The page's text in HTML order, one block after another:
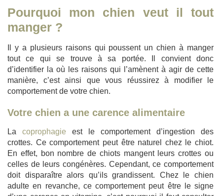
Pourquoi mon chien veut il tout
manger ?
Il y a plusieurs raisons qui poussent un chien à manger
tout ce qui se trouve à sa portée. Il convient donc
d’identifier la où les raisons qui l’amènent à agir de cette
manière, c’est ainsi que vous réussirez à modifier le
comportement de votre chien.
Votre chien a une carence alimentaire
La coprophagie est le comportement d’ingestion des
crottes. Ce comportement peut être naturel chez le chiot.
En effet, bon nombre de chiots mangent leurs crottes ou
celles de leurs congénères. Cependant, ce comportement
doit disparaître alors qu’ils grandissent. Chez le chien
adulte en revanche, ce comportement peut être le signe